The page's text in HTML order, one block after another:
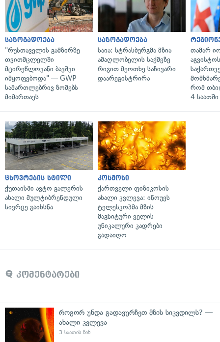
საზოგადოება
"რუსთაველის გამზირზე
თვითმცლელში
მცირეწლოვანი ბავშვი
იმყოფებოდა" — GWP
სამართლებრივ ზომებს
მიმართავს
საზოგადოება
საია: სტრასბურგმა მზია
ამაღლობელის საქმეზე
რიგით მეოთხე საჩივარი
დაარეგისტრირა
თამარ
რომ
4
ცხოვრების სტილი
ქუთაისში ავტო გალერის
ახალი მულტიბრენდული
სივრცე გაიხსნა
კოსმოსი
ქართველი ფიზიკოსის
ახალი კვლევა: ინოუეს
ტელესკოპმა მზის
მაგნიტური ველის
უნიკალური კადრები
გადაიღო
კომენტარები
როგორ უნდა გადავურჩეთ მზის სიკვდილს? —
ახალი კვლევა
3 საათის წინ